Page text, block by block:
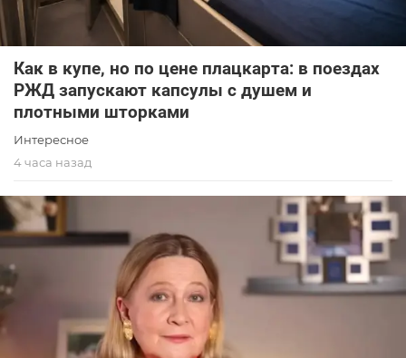
Как в купе, но по цене плацкарта: в поездах
РЖД запускают капсулы с душем и
плотными шторками
Интересное
4 часа назад